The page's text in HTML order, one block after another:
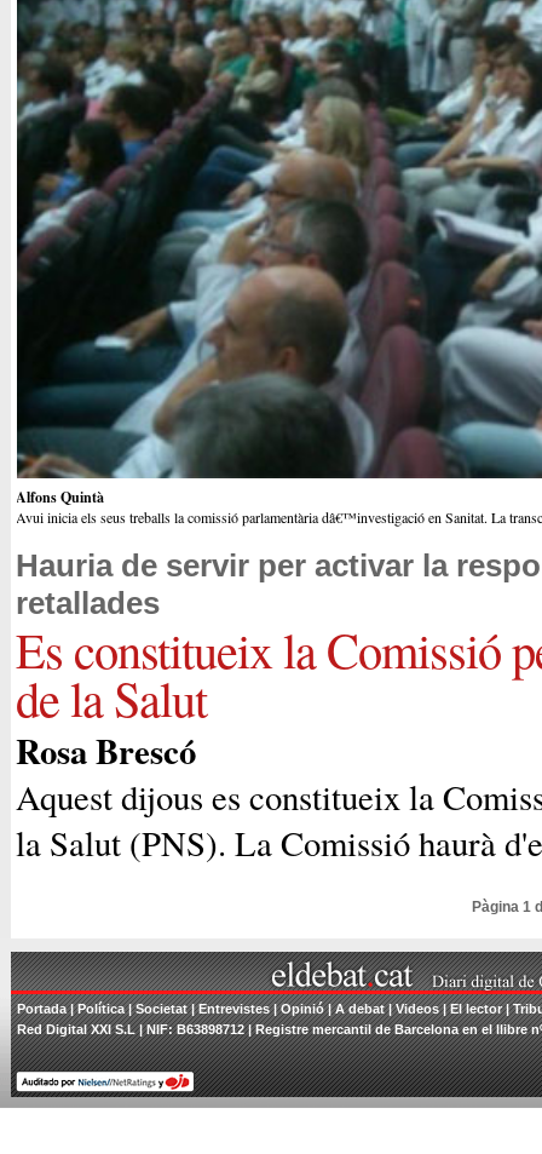
Alfons Quintà
Avui inicia els seus treballs la comissió parlamentària dâ€™investigació en Sanitat. La
Hauria de servir per activar la
retallades
Es constitueix la Comissió
de la Salut
Rosa Brescó
Aquest dijous es constitueix la
la Salut (PNS). La Comissió haurà
Pàgina 1
Portada|Política|Societat|Entrevistes|Opinió|A debat|Videos|El lector|
Red Digital XXI S.L | NIF: B63898712 | Registre mercantil de Barcelona en el llibre